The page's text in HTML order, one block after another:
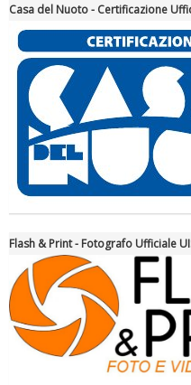
Tiziano Pesce a Radio
Ddl Lobby, Uisp: “Il
Casa del Nuoto - Certificazione
Flash & Print - Fotografo Ufficiale